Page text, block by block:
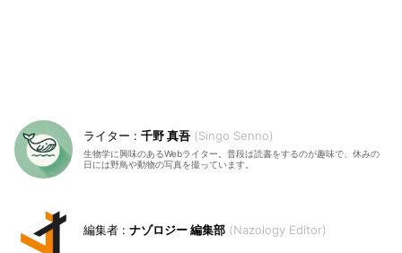
千野 真吾 Singo Senno
生物学に興味のあるWebライター。普段は読書をするのが趣味で、休みの
日には野鳥や動物の写真を撮っています。
ナゾロジー 編集部 Nazology Editor